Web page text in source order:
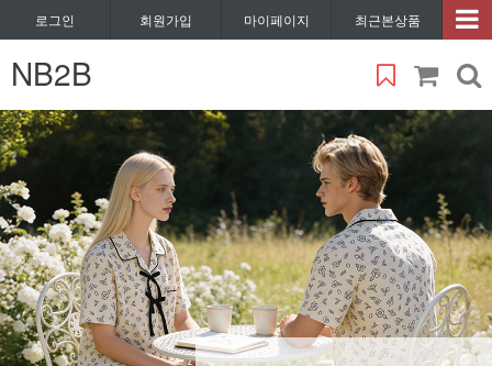
로그인 회원가입 마이페이지 최근본상품
NB2B